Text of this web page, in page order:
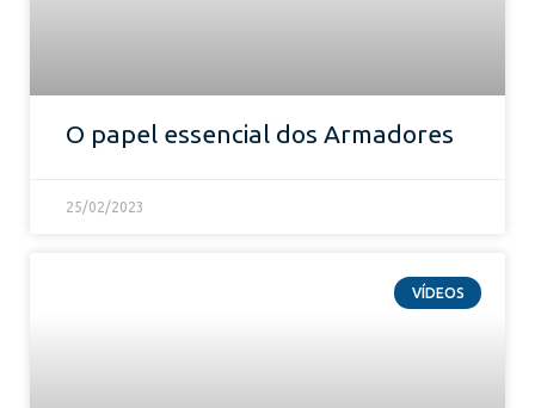
O papel essencial dos Armadores
25/02/2023
VÍDEOS